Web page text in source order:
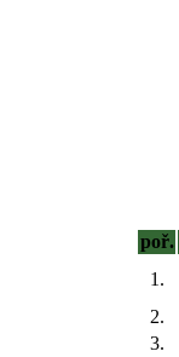
poř.
1.
2.
3.